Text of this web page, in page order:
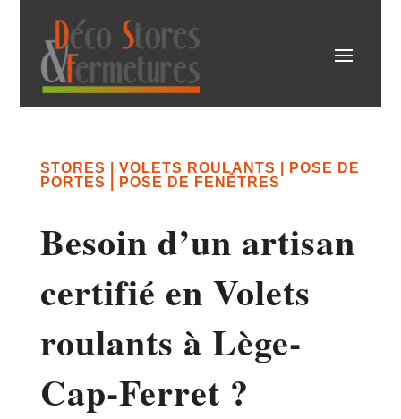
STORES | VOLETS ROULANTS | POSE DE
PORTES | POSE DE FENÊTRES
Besoin d’un artisan
certifié en Volets
roulants à Lège-
Cap-Ferret ?